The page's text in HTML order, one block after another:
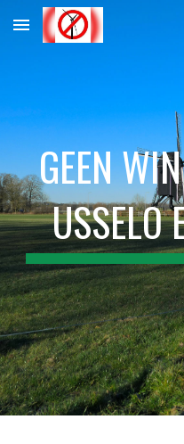
Skip to main content
GEEN
USSELO